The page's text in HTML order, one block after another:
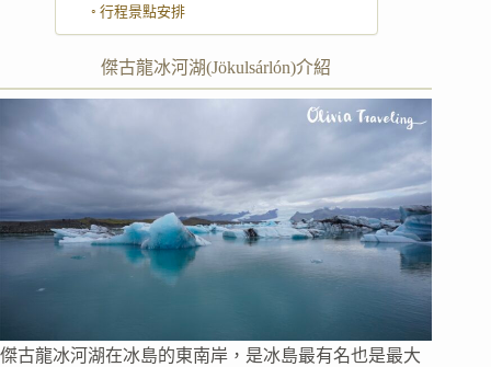
行程景點安排
傑古龍冰河湖(Jökulsárlón)介紹
傑古龍冰河湖在冰島的東南岸，是冰島最有名也是最大